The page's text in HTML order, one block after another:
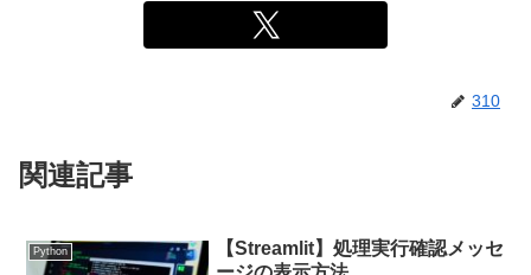
310
関連記事
Python
【Streamlit】処理実行確認メッセ